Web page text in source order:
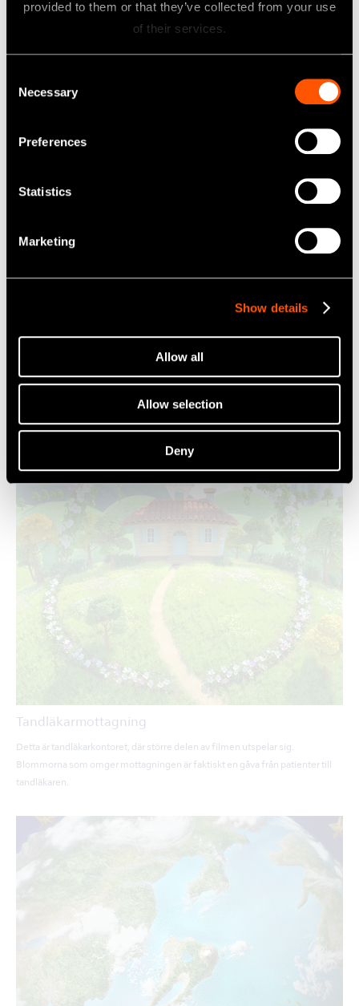
provided to them or that they’ve collected from your use
of their services.
Necessary
Preferences
Statistics
Marketing
Show details
Allow all
Allow selection
Deny
whale brothers
Detta är valbröderna som syns i början av videon –
ett par trendiga valar som bär solglasögon och har
Båda två tar sina mustaschers och tänders hälsa på
största allvar och sticker stolt upp huvudena ur
Detta är Zou-kun, en elefant som bor på ön.
övar på balanstricks, klär ut sig till clown och sätter
upp tält i hopp om att en dag driva sin egen cirkus
För att kunna visa upp ett vackert leende borstar
Världen på Tandön
Tandläkarmottagning
Detta är tandläkarkontoret, där större delen av filmen utspelar sig.
Blommorna som omger mottagningen är faktiskt en gåva från patienter till
tandläkaren.